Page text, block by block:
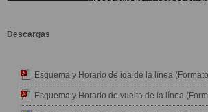
Descargas
Esquema y Horario de ida de la línea
Esquema y Horario de vuelta de la línea